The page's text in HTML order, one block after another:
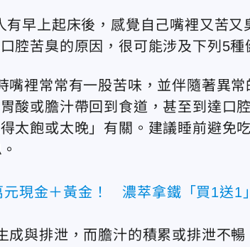
早上起床後，感覺自己嘴裡又苦又
腔苦臭的原因，很可能涉及下列5種
嘴裡常常有一股苦味，並伴隨著異
酸或膽汁帶回到食道，甚至到達口
太飽或太晚」有關。建議睡前避免
元現金＋黃金！ 濃萃拿鐵「買1送1
與排泄，而膽汁的積累或排泄不